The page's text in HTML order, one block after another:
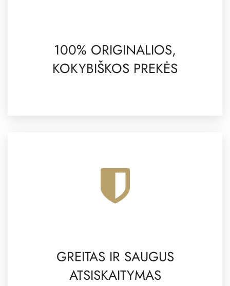
100% ORIGINALIOS,
KOKYBIŠKOS PREKĖS
GREITAS IR SAUGUS
ATSISKAITYMAS